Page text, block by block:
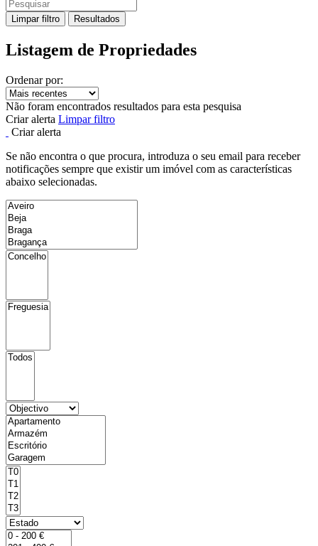
Limpar filtro Resultados
Listagem de Propriedades
Ordenar por:
Não foram encontrados resultados para esta pesquisa
Criar alerta Limpar filtro
Criar alerta
Se não encontra o que procura, introduza o seu email para receber
notificações sempre que existir um imóvel com as características
abaixo selecionadas.